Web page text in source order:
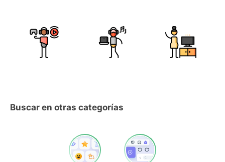
Buscar en otras categorías